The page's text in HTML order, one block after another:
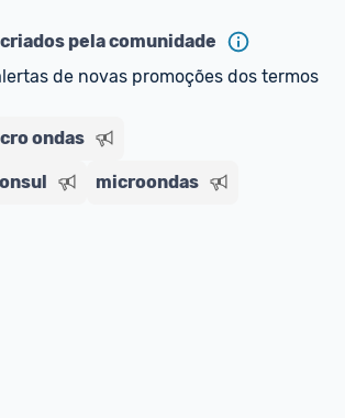
você sempre pode contar ajuda da
tirar dúvidas ou acionar os
marcando
através do Fale com o Promobit.
pela comunidade
de novas promoções dos termos
ondas
microondas